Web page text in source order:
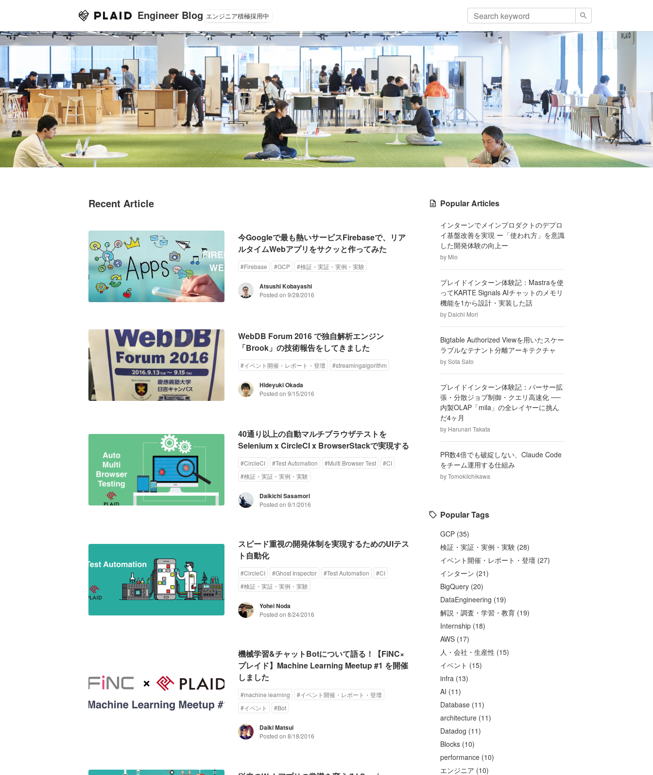
Engineer Blog エンジニア積極採用中
Recent Article
今Googleで最も熱いサービスFirebaseで、リア
ルタイムWebアプリをサクッと作ってみた
#Firebase #GCP #検証・実証・実例・実験
Atsushi Kobayashi
Posted on 9/28/2016
WebDB Forum 2016 で独自解析エンジン
「Brook」の技術報告をしてきました
#イベント開催・レポート・登壇 #streamingalgorithm
Hideyuki Okada
Posted on 9/15/2016
40通り以上の自動マルチブラウザテストを
Selenium x CircleCI x BrowserStackで実現する
#CircleCI #Test Automation #Multi Browser Test #CI
#検証・実証・実例・実験
Daikichi Sasamori
Posted on 9/1/2016
スピード重視の開発体制を実現するためのUIテス
ト自動化
#CircleCI #Ghost Inspector #Test Automation #CI
#検証・実証・実例・実験
Yohei Noda
Posted on 8/24/2016
機械学習&チャットBotについて語る！【FiNC×
プレイド】Machine Learning Meetup #1 を開催
しました
#machine learning #イベント開催・レポート・登壇
#イベント #Bot
Daiki Matsui
Posted on 8/18/2016
Popular Articles
インターンでメインプロダクトのデプロ
イ基盤改善を実現 ー「使われ方」を意識
した開発体験の向上ー
by Mio
プレイドインターン体験記：Mastraを使
ってKARTE Signals AIチャットのメモリ
機能を1から設計・実装した話
by Daichi Mori
Bigtable Authorized Viewを用いたスケー
ラブルなテナント分離アーキテクチャ
bySota Sato
プレイドインターン体験記：パーサー拡
張・分散ジョブ制御・クエリ高速化 ──
内製OLAP「mila」の全レイヤーに挑ん
だ4ヶ月
by Harunari Takata
PR数4倍でも破綻しない、Claude Code
をチーム運用する仕組み
byTomokiIchikawa
Popular Tags
GCP (35)
検証・実証・実例・実験 (28)
イベント開催・レポート・登壇 (27)
インターン (21)
BigQuery (20)
DataEngineering (19)
解説・調査・学習・教育 (19)
Internship (18)
AWS (17)
人・会社・生産性 (15)
イベント (15)
infra (13)
AI (11)
Database (11)
architecture (11)
Datadog (11)
Blocks (10)
performance (10)
エンジニア (10)